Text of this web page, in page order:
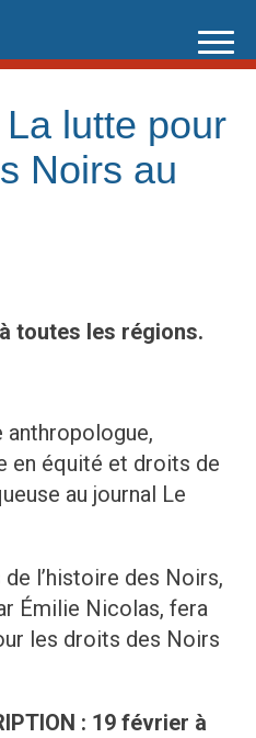
lutte pour
Noirs au
toutes les régions.
anthropologue,
en équité et droits de
au journal Le
l’histoire des Noirs,
Émilie Nicolas, fera
les droits des Noirs
: 19 février à